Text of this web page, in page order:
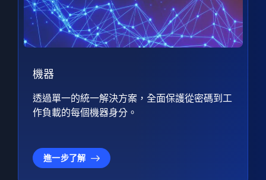
機器
透過單一的統一解決方案，全面保護從密碼到工
作負載的每個機器身分。
進一步了解